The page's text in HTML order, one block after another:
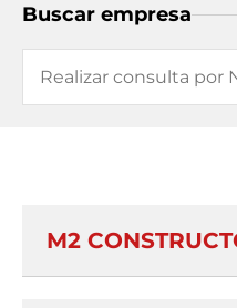
Buscar empresa
M2